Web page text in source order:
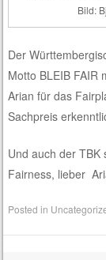
Bild:
Der
Motto BLEIB FAIR
Arian für das
Sachpreis
Und auch der TBK
Fairness, lieber
Posted in